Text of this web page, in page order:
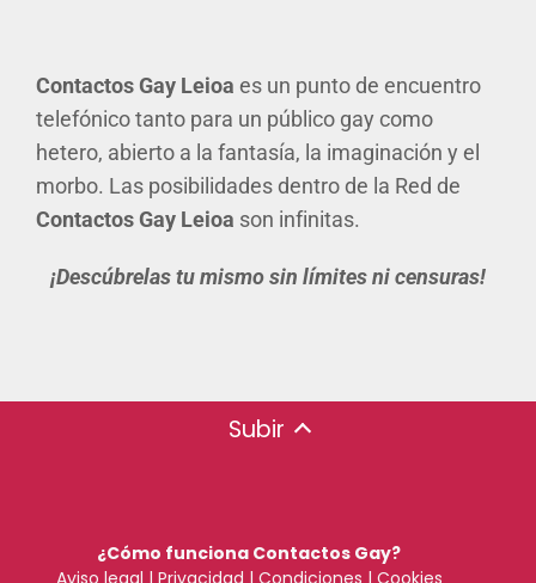
Contactos Gay Leioa es un punto de encuentro
telefónico tanto para un público gay como
hetero, abierto a la fantasía, la imaginación y el
morbo. Las posibilidades dentro de la Red de
Contactos Gay Leioa son infinitas.
¡Descúbrelas tu mismo sin límites ni censuras!
Subir
¿Cómo funciona Contactos Gay?